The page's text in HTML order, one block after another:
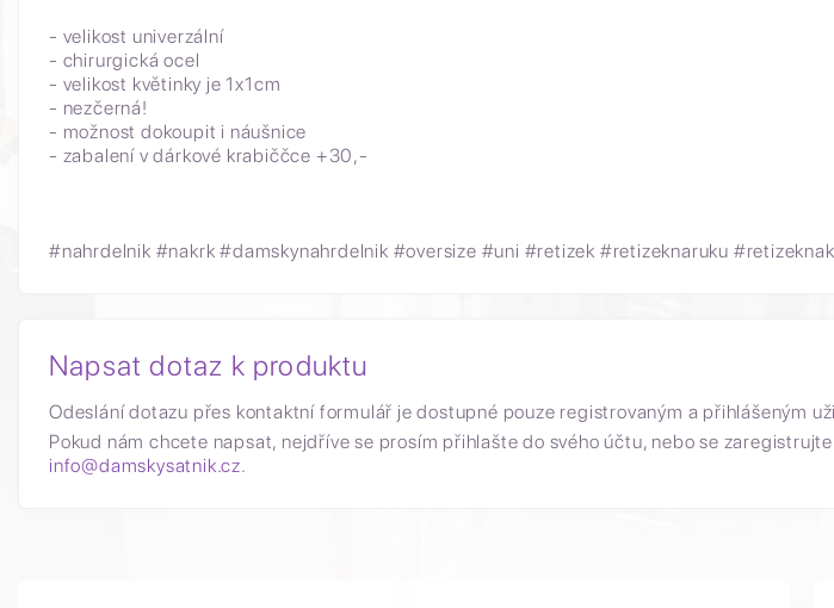
- velikost univerzální
- chirurgická ocel
- velikost květinky je 1x1cm
- nezčerná!
- možnost dokoupit i náušnice
- zabalení v dárkové krabiččce +30,-
#nahrdelnik #nakrk #damskynahrdelnik #oversize #uni #retizek #retizeknaruku
Napsat dotaz k produktu
Odeslání dotazu přes kontaktní formulář je dostupné pouze registrovaným a přihlášeným
Pokud nám chcete napsat, nejdříve se prosím přihlašte do svého účtu, nebo se zaregistrujte
info@damskysatnik.cz.